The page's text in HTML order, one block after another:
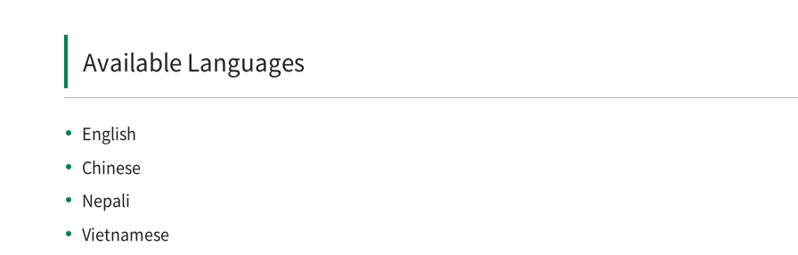
Available Languages
English
Chinese
Nepali
Vietnamese